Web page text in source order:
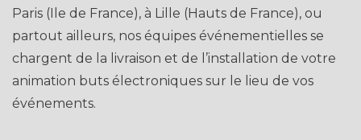
Paris (Ile de France), à Lille (Hauts de France), ou
partout ailleurs, nos équipes événementielles se
chargent de la livraison et de l’installation de votre
animation buts électroniques sur le lieu de vos
événements.